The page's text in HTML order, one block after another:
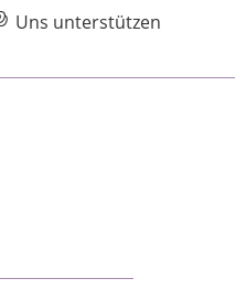
Uns unterstützen